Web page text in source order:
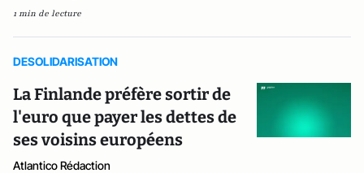
1 min de lecture
DESOLIDARISATION
La Finlande préfère sortir de
l'euro que payer les dettes de
ses voisins européens
Atlantico Rédaction